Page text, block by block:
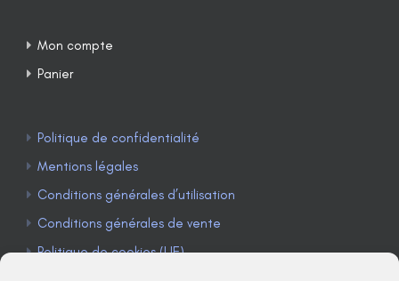
Mon compte
Panier
Politique de confidentialité
Mentions légales
Conditions générales d’utilisation
Conditions générales de vente
Politique de cookies (UE)